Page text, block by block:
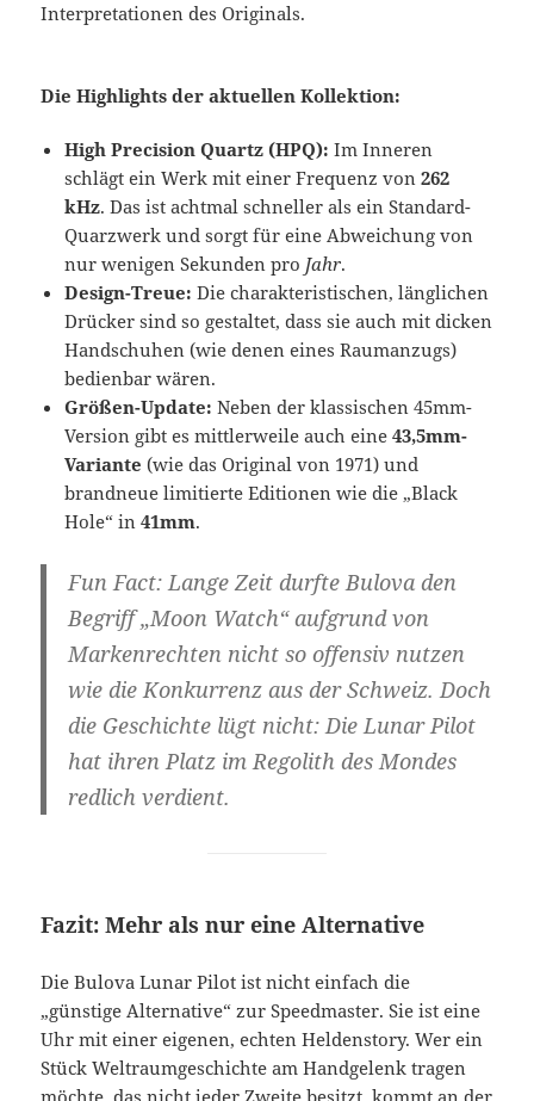
Interpretationen des Originals.
Die Highlights der aktuellen Kollektion:
High Precision Quartz (HPQ): Im Inneren
schlägt ein Werk mit einer Frequenz von262
kHz. Das ist achtmal schneller als ein Standard-
Quarzwerk und sorgt für eine Abweichung von
nur wenigen Sekunden pro Jahr.
Design-Treue: Die charakteristischen, länglichen
Drücker sind so gestaltet, dass sie auch mit dicken
Handschuhen (wie denen eines Raumanzugs)
bedienbar wären.
Größen-Update: Neben der klassischen 45mm-
Version gibt es mittlerweile auch eine43,5mm-
Variante (wie das Original von 1971) und
brandneue limitierte Editionen wie die „Black
Hole“ in41mm.
Fun Fact:Lange Zeit durfte Bulova den
Begriff „Moon Watch“ aufgrund von
Markenrechten nicht so offensiv nutzen
wie die Konkurrenz aus der Schweiz. Doch
die Geschichte lügt nicht: Die Lunar Pilot
hat ihren Platz im Regolith des Mondes
redlich verdient.
Fazit: Mehr als nur eine Alternative
Die Bulova Lunar Pilot ist nicht einfach die
„günstige Alternative“ zur Speedmaster. Sie ist eine
Uhr mit einer eigenen, echten Heldenstory. Wer ein
Stück Weltraumgeschichte am Handgelenk tragen
möchte, das nicht jeder Zweite besitzt, kommt an der